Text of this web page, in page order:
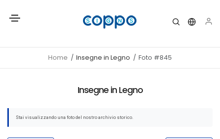
Home Insegne in Legno Foto #845
Insegne in Legno
Stai visualizzando una foto del nostro archivio storico.